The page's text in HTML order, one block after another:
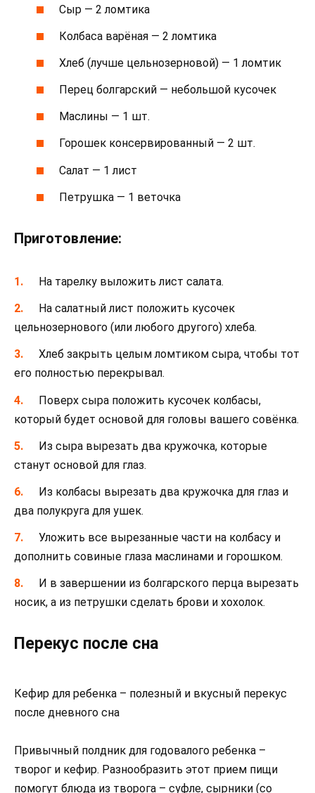
Сыр — 2 ломтика
Колбаса варёная — 2 ломтика
Хлеб (лучше цельнозерновой) — 1 ломтик
Перец болгарский — небольшой кусочек
Маслины — 1 шт.
Горошек консервированный — 2 шт.
Салат — 1 лист
Петрушка — 1 веточка
Приготовление:
На тарелку выложить лист салата.
На салатный лист положить кусочек
цельнозернового (или любого другого) хлеба.
Хлеб закрыть целым ломтиком сыра, чтобы тот
его полностью перекрывал.
Поверх сыра положить кусочек колбасы,
который будет основой для головы вашего совёнка.
Из сыра вырезать два кружочка, которые
станут основой для глаз.
Из колбасы вырезать два кружочка для глаз и
два полукруга для ушек.
Уложить все вырезанные части на колбасу и
дополнить совиные глаза маслинами и горошком.
И в завершении из болгарского перца вырезать
носик, а из петрушки сделать брови и хохолок.
Перекус после сна
Кефир для ребенка – полезный и вкусный перекус
после дневного сна
Привычный полдник для годовалого ребенка –
творог и кефир. Разнообразить этот прием пищи
помогут блюда из творога – суфле, сырники (со